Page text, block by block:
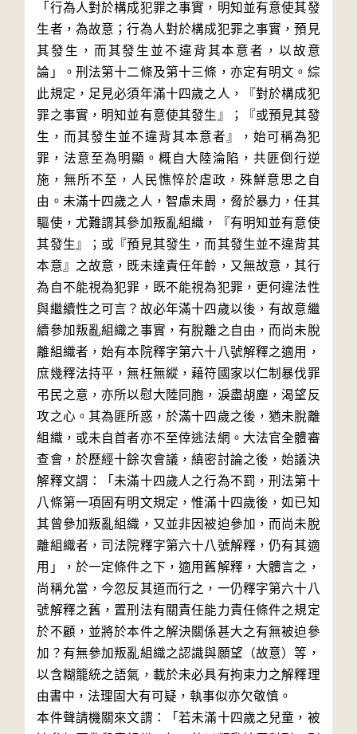
「行為人對於構成犯罪之事實，明知並有意使其發
生者，為故意；行為人對於構成犯罪之事實，預見
其發生，而其發生並不違背其本意者，以故意
論」。刑法第十二條及第十三條，亦定有明文。綜
此規定，足見必須年滿十四歲之人，『對於構成犯
罪之事實，明知並有意使其發生』；『或預見其發
生，而其發生並不違背其本意者』，始可稱為犯
罪，法意至為明顯。概自大陸淪陷，共匪倒行逆
施，無所不至，人民憔悴於虐政，殊鮮意思之自
由。未滿十四歲之人，智慮未周，脅於暴力，任其
驅使，尤難謂其參加叛亂組織，『有明知並有意使
其發生』；或『預見其發生，而其發生並不違背其
本意』之故意，既未達責任年齡，又無故意，其行
為自不能視為犯罪，既不能視為犯罪，更何違法性
與繼續性之可言？故必年滿十四歲以後，有故意繼
續參加叛亂組織之事實，有脫離之自由，而尚未脫
離組織者，始有本院釋字第六十八號解釋之適用，
庶幾釋法持平，無枉無縱，藉符國家以仁制暴伐罪
弔民之意，亦所以慰大陸同胞，淚盡胡塵，渴望反
攻之心。其為匪所惑，於滿十四歲之後，猶未脫離
組織，或未自首者亦不至倖逃法網。大法官全體審
查會，於歷經十餘次會議，縝密討論之後，始議決
解釋文謂：「未滿十四歲人之行為不罰，刑法第十
八條第一項固有明文規定，惟滿十四歲後，如已知
其曾參加叛亂組織，又並非因被迫參加，而尚未脫
離組織者，司法院釋字第六十八號解釋，仍有其適
用」，於一定條件之下，適用舊解釋，大體言之，
尚稱允當，今忽反其道而行之，一仍釋字第六十八
號解釋之舊，置刑法有關責任能力責任條件之規定
於不顧，並將於本件之解決關係甚大之有無被迫參
加？有無參加叛亂組織之認識與願望（故意）等，
以含糊籠統之語氣，載於未必具有拘束力之解釋理
由書中，法理固大有可疑，執事似亦欠敬慎。
本件聲請機關來文謂：「若未滿十四歲之兒童，被